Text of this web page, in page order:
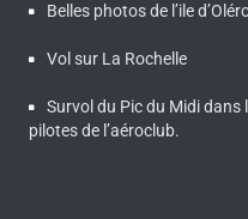
Belles photos de l’ile
Vol sur La Rochelle
Survol du Pic du Midi dans
pilotes de l’aéroclub.